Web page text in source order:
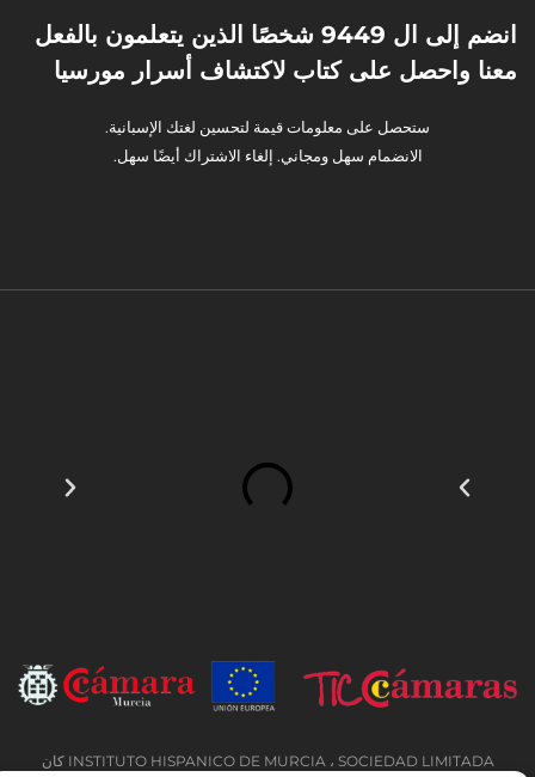
انضم إلى ال 9449 شخصًا الذين يتعلمون بالفعل
معنا واحصل على كتاب لاكتشاف أسرار مورسيا
ستحصل على معلومات قيمة لتحسين لغتك الإسبانية.
الانضمام سهل ومجاني. إلغاء الاشتراك أيضًا سهل.
INSTITUTO HISPANICO DE MURCIA ، SOCIEDAD LIMITADA كان